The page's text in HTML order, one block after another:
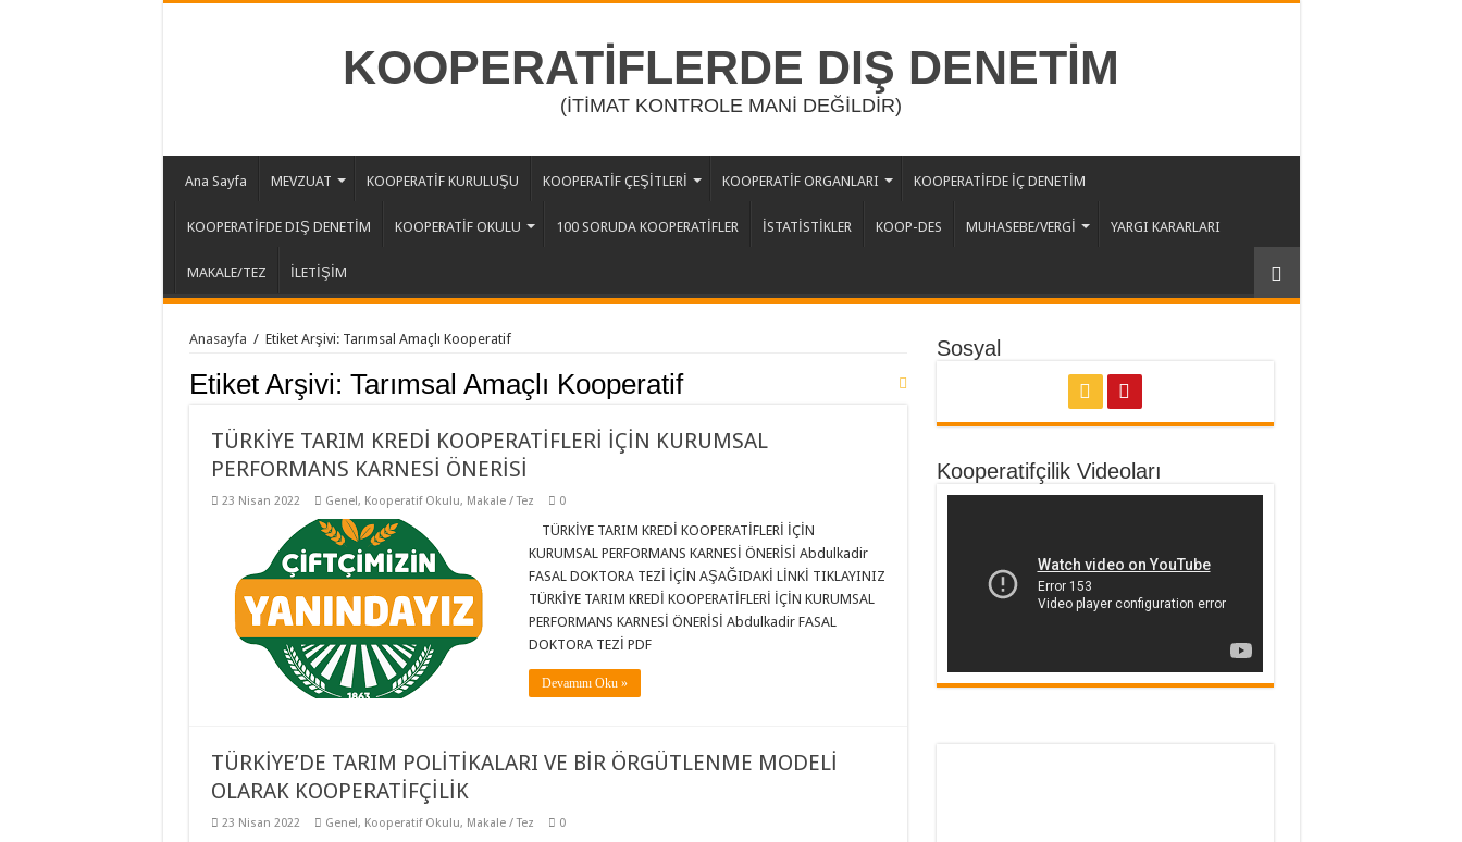
KOOPERATİFLERDE DIŞ DENETİM
(İTİMAT KONTROLE MANİ DEĞİLDİR)
Ana Sayfa MEVZUAT KOOPERATİF KURULUŞU KOOPERATİF ÇEŞİTLERİ KOOPERATİF ORGANLARI KOOPERATİFDE İÇ DENETİM
KOOPERATİFDE DIŞ DENETİM KOOPERATİF OKULU 100 SORUDA KOOPERATİFLER İSTATİSTİKLER KOOP-DES MUHASEBE/VERGİ YARGI KARARLARI
MAKALE/TEZ İLETİŞİM
Anasayfa / Etiket Arşivi: Tarımsal Amaçlı Kooperatif
Etiket Arşivi: Tarımsal Amaçlı Kooperatif
TÜRKİYE TARIM KREDİ KOOPERATİFLERİ İÇİN KURUMSAL
PERFORMANS KARNESİ ÖNERİSİ
23 Nisan 2022 Genel, Kooperatif Okulu, Makale / Tez 0
TÜRKİYE TARIM KREDİ KOOPERATİFLERİ İÇİN
KURUMSAL PERFORMANS KARNESİ ÖNERİSİ Abdulkadir
FASAL DOKTORA TEZİ İÇİN AŞAĞIDAKİ LİNKİ TIKLAYINIZ
TÜRKİYE TARIM KREDİ KOOPERATİFLERİ İÇİN KURUMSAL
PERFORMANS KARNESİ ÖNERİSİ Abdulkadir FASAL
DOKTORA TEZİ PDF
Devamını Oku »
TÜRKİYE’DE TARIM POLİTİKALARI VE BİR ÖRGÜTLENME MODELİ
OLARAK KOOPERATİFÇİLİK
23 Nisan 2022 Genel, Kooperatif Okulu, Makale / Tez 0
Sosyal
Kooperatifçilik Videoları